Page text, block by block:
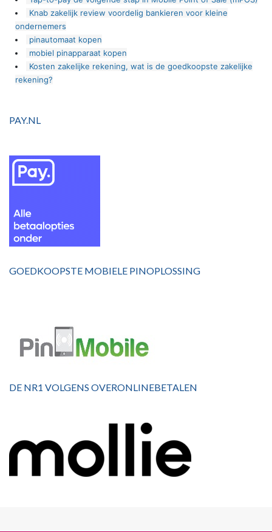
Knab zakelijk review voordelig bankieren voor kleine
ondernemers
pinautomaat kopen
mobiel pinapparaat kopen
Kosten zakelijke rekening, wat is de goedkoopste zakelijke
rekening?
PAY.NL
GOEDKOOPSTE MOBIELE PINOPLOSSING
DE NR1 VOLGENS OVERONLINEBETALEN